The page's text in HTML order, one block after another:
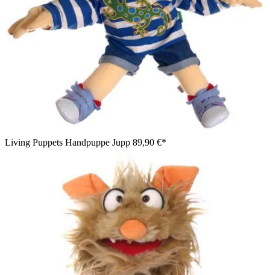
Living Puppets Handpuppe Jupp 89,90 €*